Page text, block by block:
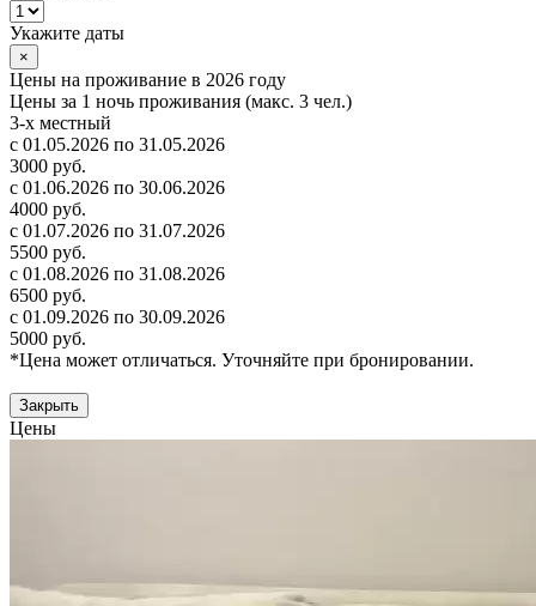
Укажите даты
×
Цены на проживание в 2026 году
Цены за 1 ночь проживания (макс. 3 чел.)
3-х местный
с 01.05.2026 по 31.05.2026
3000 руб.
с 01.06.2026 по 30.06.2026
4000 руб.
с 01.07.2026 по 31.07.2026
5500 руб.
с 01.08.2026 по 31.08.2026
6500 руб.
с 01.09.2026 по 30.09.2026
5000 руб.
*Цена может отличаться. Уточняйте при бронировании.
Закрыть
Цены